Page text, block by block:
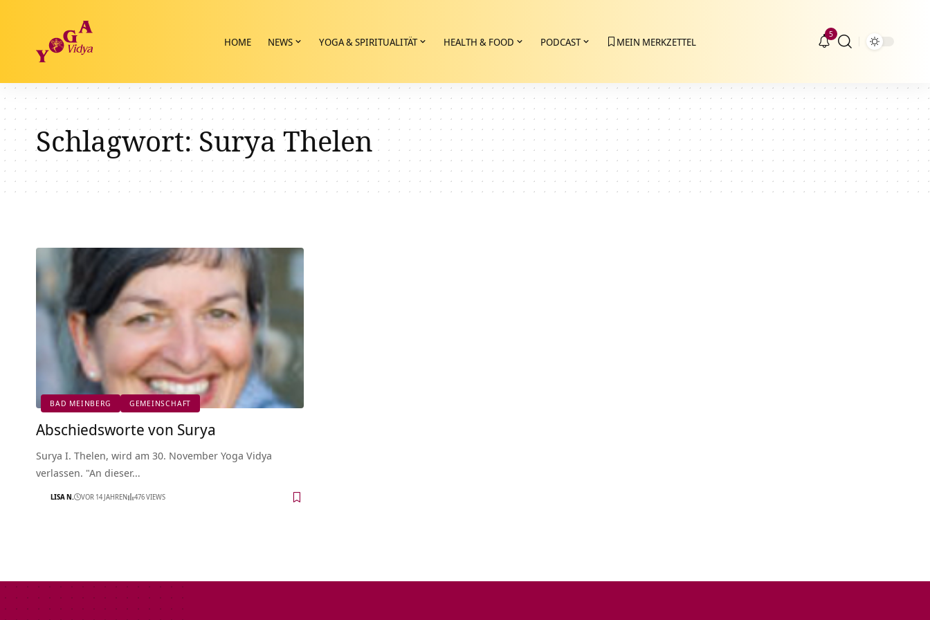
HOME NEWS YOGA & SPIRITUALITÄT HEALTH & FOOD PODCAST MEIN MERKZETTEL
5
Schlagwort: Surya Thelen
BAD MEINBERG GEMEINSCHAFT
Abschiedsworte von Surya
Surya I. Thelen, wird am 30. November Yoga Vidya
verlassen. "An dieser…
LISA N. VOR 14 JAHREN 476 VIEWS